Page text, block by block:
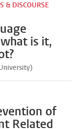
& DISCOURSE
is it,
of
Related